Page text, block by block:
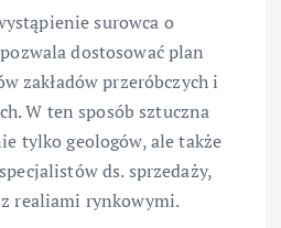
surowca o
dostosować plan
zakładów przeróbczych i
W ten sposób sztuczna
tylko geologów, ale także
ds. sprzedaży,
z realiami rynkowymi.